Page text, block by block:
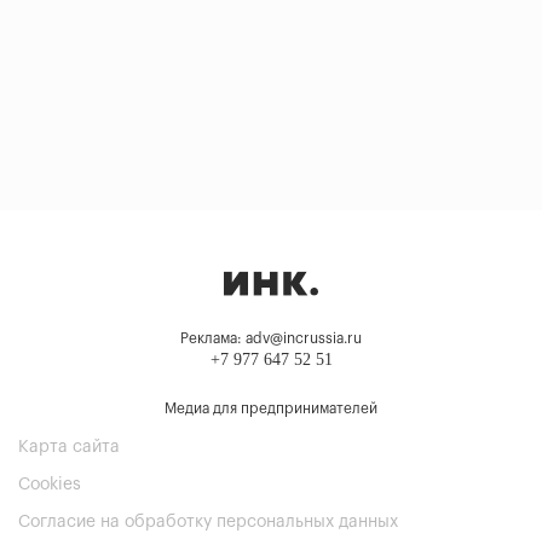
Реклама: adv@incrussia.ru
+7 977 647 52 51
Медиа для предпринимателей
Карта сайта
Cookies
Согласие на обработку персональных данных